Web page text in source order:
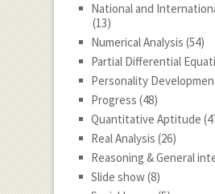
National and
(13)
Numerical Analysis (54)
Partial Differential
Personality
Progress (48)
Quantitative Aptitude
Real Analysis (26)
Reasoning & General
Slide show(8)